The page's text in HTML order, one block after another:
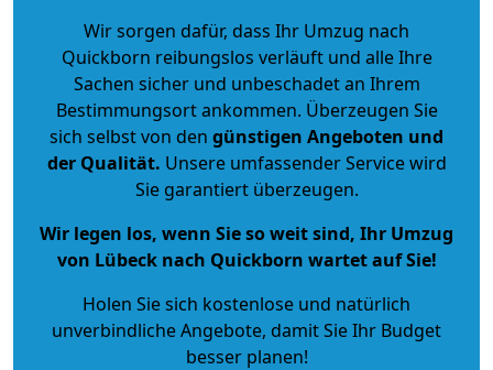
Wir sorgen dafür, dass Ihr Umzug nach
Quickborn reibungslos verläuft und alle Ihre
Sachen sicher und unbeschadet an Ihrem
Bestimmungsort ankommen. Überzeugen Sie
sich selbst von den günstigen Angeboten und
der Qualität. Unsere umfassender Service wird
Sie garantiert überzeugen.
Wir legen los, wenn Sie so weit sind, Ihr Umzug
von Lübeck nach Quickborn wartet auf Sie!
Holen Sie sich kostenlose und natürlich
unverbindliche Angebote, damit Sie Ihr Budget
besser planen!